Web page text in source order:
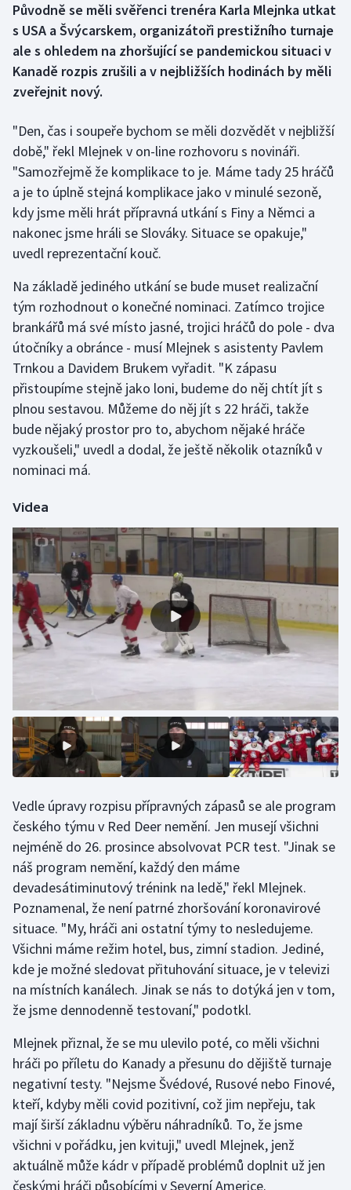
Dostihy
Florbal
Golf
Gymnastika
Házená
Jezdectví
Judo
Krasobruslení
Lezení
Lyže a snowboard
Moderní pětiboj
Olympijské hry
Parasport
Plavání
Plážový volejbal
Rychlobruslení
Rychlostní kanoistika
Sportovní střelba
Stolní tenis
Triatlon
Veslování
Vodní slalom
Volejbal
Ostatní
Původně se měli svěřenci trenéra Karla Mlejnka utkat
s USA a Švýcarskem, organizátoři prestižního turnaje
ale s ohledem na zhoršující se pandemickou situaci v
Kanadě rozpis zrušili a v nejbližších hodinách by měli
zveřejnit nový.
"Den, čas i soupeře bychom se měli dozvědět v nejbližší
době," řekl Mlejnek v on-line rozhovoru s novináři.
"Samozřejmě že komplikace to je. Máme tady 25 hráčů
a je to úplně stejná komplikace jako v minulé sezoně,
kdy jsme měli hrát přípravná utkání s Finy a Němci a
nakonec jsme hráli se Slováky. Situace se opakuje,"
uvedl reprezentační kouč.
Na základě jediného utkání se bude muset realizační
tým rozhodnout o konečné nominaci. Zatímco trojice
brankářů má své místo jasné, trojici hráčů do pole - dva
útočníky a obránce - musí Mlejnek s asistenty Pavlem
Trnkou a Davidem Brukem vyřadit. "K zápasu
přistoupíme stejně jako loni, budeme do něj chtít jít s
plnou sestavou. Můžeme do něj jít s 22 hráči, takže
bude nějaký prostor pro to, abychom nějaké hráče
vyzkoušeli," uvedl a dodal, že ještě několik otazníků v
nominaci má.
Videa
Vedle úpravy rozpisu přípravných zápasů se ale program
českého týmu v Red Deer nemění. Jen musejí všichni
nejméně do 26. prosince absolvovat PCR test. "Jinak se
náš program nemění, každý den máme
devadesátiminutový trénink na ledě," řekl Mlejnek.
Poznamenal, že není patrné zhoršování koronavirové
situace. "My, hráči ani ostatní týmy to nesledujeme.
Všichni máme režim hotel, bus, zimní stadion. Jediné,
kde je možné sledovat přituhování situace, je v televizi
na místních kanálech. Jinak se nás to dotýká jen v tom,
že jsme dennodenně testovaní," podotkl.
Mlejnek přiznal, že se mu ulevilo poté, co měli všichni
hráči po příletu do Kanady a přesunu do dějiště turnaje
negativní testy. "Nejsme Švédové, Rusové nebo Finové,
kteří, kdyby měli covid pozitivní, což jim nepřeju, tak
mají širší základnu výběru náhradníků. To, že jsme
všichni v pořádku, jen kvituji," uvedl Mlejnek, jenž
aktuálně může kádr v případě problémů doplnit už jen
českými hráči působícími v Severní Americe.